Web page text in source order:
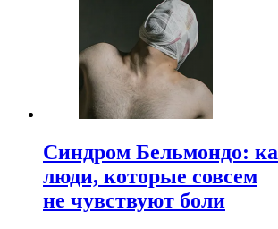
Синдром Бельмондо:
люди, которые совсем
не чувствуют боли